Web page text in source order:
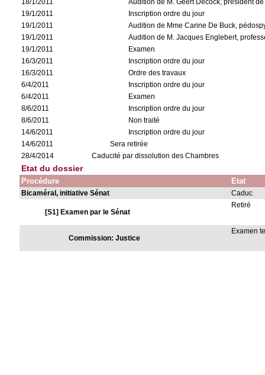
18/1/2011
Audition de M. Geert Decock, président
19/1/2011
Inscription ordre du jour
19/1/2011
Audition de Mme Carine De Buck,
19/1/2011
Audition de M. Jacques Englebert,
19/1/2011
Examen
16/3/2011
Inscription ordre du jour
16/3/2011
Ordre des travaux
6/4/2011
Inscription ordre du jour
6/4/2011
Examen
8/6/2011
Inscription ordre du jour
8/6/2011
Non traité
14/6/2011
Inscription ordre du jour
14/6/2011
Sera retirée
28/4/2014
Caducité par dissolution des Chambres
Etat du dossier
Procédure Etat
Bicaméral, initiative Sénat Caduc
[S1] Examen par le Sénat
Retiré
Commission: Justice
Examen